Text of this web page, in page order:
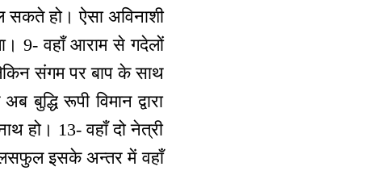
हो। ऐसा अविनाशी
9- वहाँ आराम से गदेलों
संगम पर बाप के साथ
रूपी विमान द्वारा
हो। 13- वहाँ दो नेत्री
इसके अन्तर में वहाँ